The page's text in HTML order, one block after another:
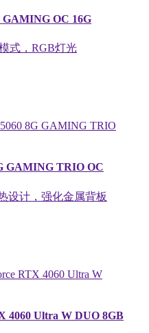
GAMING OC 16G
式，RGB灯光
GAMING TRIO OC
设计，强化金属背板
4060 Ultra W DUO 8GB